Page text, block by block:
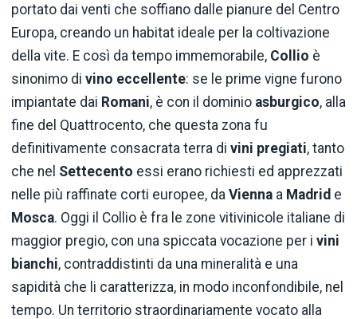
portato dai venti che soffiano dalle pianure del Centro
Europa, creando un habitat ideale per la coltivazione
della vite. E così da tempo immemorabile, Collio è
sinonimo di vino eccellente: se le prime vigne furono
impiantate dai Romani, è con il dominio asburgico, alla
fine del Quattrocento, che questa zona fu
definitivamente consacrata terra di vini pregiati, tanto
che nel Settecento essi erano richiesti ed apprezzati
nelle più raffinate corti europee, da Vienna a Madrid e
Mosca. Oggi il Collio è fra le zone vitivinicole italiane di
maggior pregio, con una spiccata vocazione per i vini
bianchi, contraddistinti da una mineralità e una
sapidità che li caratterizza, in modo inconfondibile, nel
tempo. Un territorio straordinariamente vocato alla